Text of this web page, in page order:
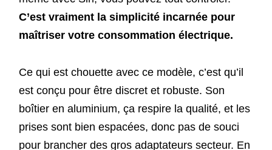
C’est vraiment la simplicité incarnée pour
maîtriser votre consommation électrique.
Ce qui est chouette avec ce modèle, c’est qu’il
est conçu pour être discret et robuste. Son
boîtier en aluminium, ça respire la qualité, et les
prises sont bien espacées, donc pas de souci
pour brancher des gros adaptateurs secteur. En